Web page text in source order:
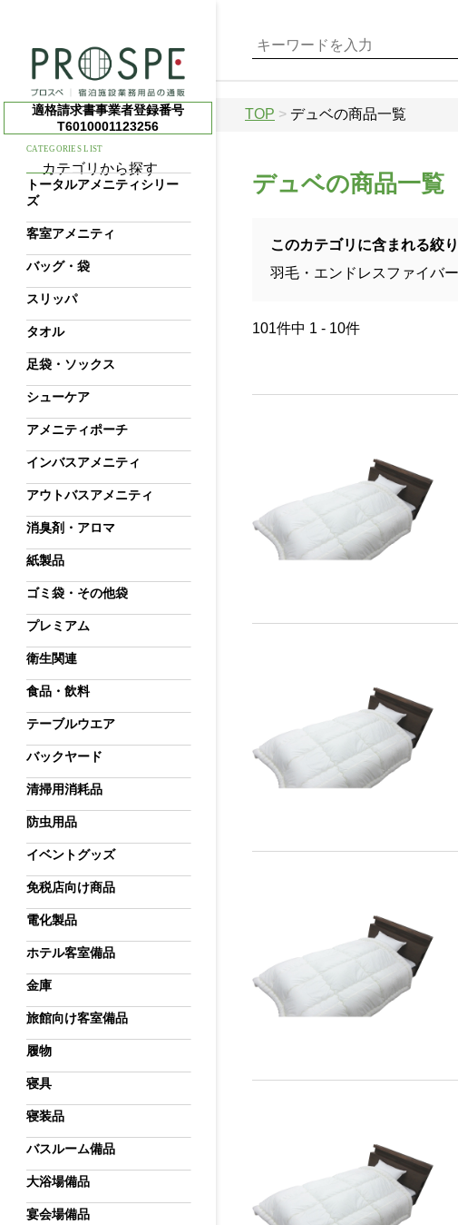
適格請求書事業者登録番号
T6010001123256
CATEGORIES LIST
カテゴリから探す
トータルアメニティシリー
ズ
客室アメニティ
バッグ・袋
スリッパ
タオル
足袋・ソックス
シューケア
アメニティポーチ
インバスアメニティ
アウトバスアメニティ
消臭剤・アロマ
紙製品
ゴミ袋・その他袋
プレミアム
衛生関連
食品・飲料
テーブルウエア
バックヤード
清掃用消耗品
防虫用品
イベントグッズ
免税店向け商品
電化製品
ホテル客室備品
金庫
旅館向け客室備品
履物
寝具
寝装品
バスルーム備品
大浴場備品
宴会場備品
TOP > デュベの商品一覧
デュベの商品一覧
このカテゴリに含まれる絞
羽毛・エンドレスファイバー
101件中 1 - 10件